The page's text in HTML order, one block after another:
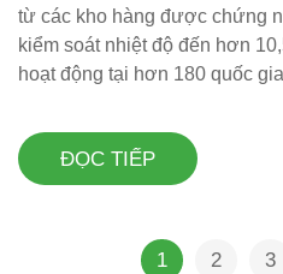
từ các kho hàng được chứng
kiểm soát nhiệt độ đến hơn
hoạt động tại hơn 180 quốc
ĐỌC TIẾP
1 2 3